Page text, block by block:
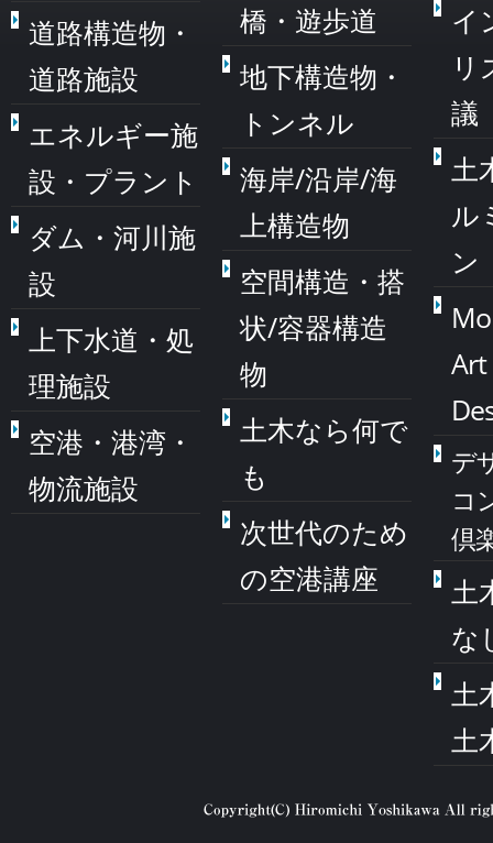
道路構造物・
道路施設
エネルギー施
設・プラント
ダム・河川施
設
上下水道・処
理施設
空港・港湾・
物流施設
橋・遊歩道
地下構造物・
トンネル
海岸/沿岸/海
上構造物
空間構造・搭
状/容器構造
物
土木なら何で
も
次世代のため
の空港講座
イ
リ
議
土
ル
ン
デ
コ
倶
土
な
土
土